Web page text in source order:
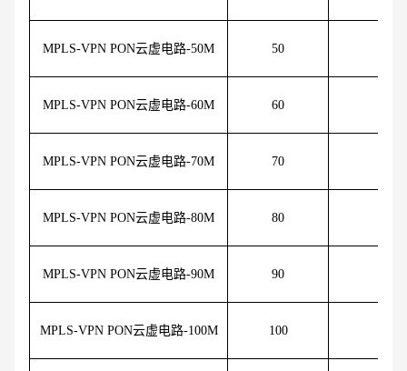
MPLS-VPN PON云虚电路-50M 50
MPLS-VPN PON云虚电路-60M 60
MPLS-VPN PON云虚电路-70M 70
MPLS-VPN PON云虚电路-80M 80
MPLS-VPN PON云虚电路-90M 90
MPLS-VPN PON云虚电路-100M 100